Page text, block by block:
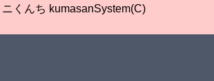
ニくんち kumasanSystem(C)